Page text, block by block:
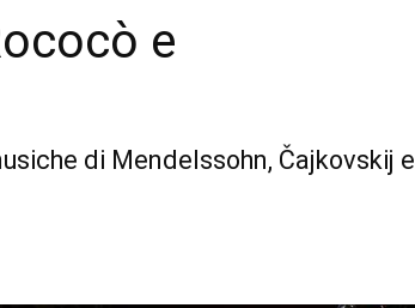
e
di Mendelssohn, Čajkovskij e